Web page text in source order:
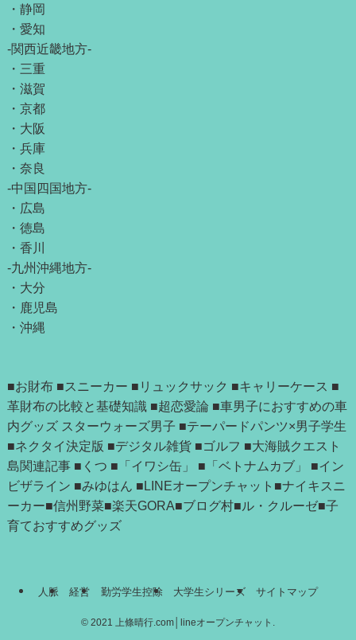
・ 静岡
・ 愛知
-関西近畿地方-
・ 三重
・ 滋賀
・ 京都
・ 大阪
・ 兵庫
・ 奈良
-中国四国地方-
・ 広島
・ 徳島
・ 香川
-九州沖縄地方-
・ 大分
・ 鹿児島
・ 沖縄
■お財布 ■スニーカー ■リュックサック ■キャリーケース ■
革財布の比較と基礎知識 ■超恋愛論 ■車男子におすすめの車
内グッズ スターウォーズ男子 ■テーパードパンツ×男子学生
■ネクタイ決定版 ■デジタル雑貨 ■ゴルフ ■大海賊クエスト
島関連記事■ くつ ■「イワシ缶」 ■ 「ベトナムカブ」 ■イン
ビザライン ■みゆはん ■LINEオープンチャット ■ナイキスニ
ーカー■信州野菜■楽天GORA■ブログ村■ル・クルーゼ■子
育ておすすめグッズ
人脈 経営 勤労学生控除 大学生シリーズ サイトマップ
© 2021 上條晴行.com│lineオープンチャット.